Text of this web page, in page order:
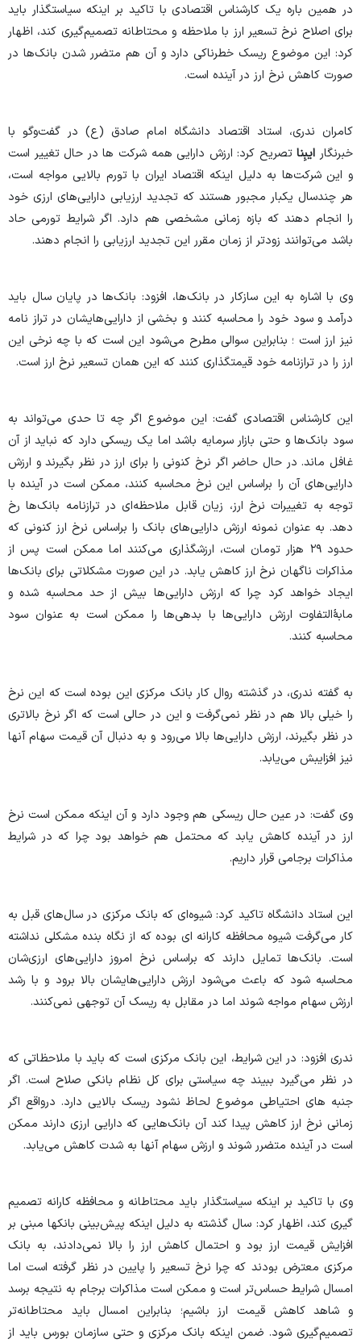
در همین باره یک کارشناس اقتصادی با تاکید بر اینکه سیاستگذار باید
برای اصلاح نرخ تسعیر ارز با ملاحظه و محتاطانه تصمیم‌گیری کند، اظهار
کرد: این موضوع ریسک خطرناکی دارد و آن هم متضرر شدن بانک‌ها در
صورت کاهش نرخ ارز در آینده است.
کامران ندری، استاد اقتصاد دانشگاه امام صادق (ع) در گفت‌وگو با
خبرنگار ایبِنا تصریح کرد: ارزش دارایی همه شرکت ها در حال تغییر است
و این شرکت‌ها به دلیل اینکه اقتصاد ایران با تورم بالایی مواجه است،
هر چندسال یکبار مجبور هستند که تجدید ارزیابی دارایی‌های ارزی خود
را انجام دهند که بازه زمانی مشخصی هم دارد. اگر شرایط تورمی حاد
باشد می‌توانند زودتر از زمان مقرر این تجدید ارزیابی را انجام دهند.
وی با اشاره به این سازکار در بانک‌ها، افزود: بانک‌ها در پایان سال باید
درآمد و سود خود را محاسبه کنند و بخشی از دارایی‌هایشان در تراز نامه
نیز ارز است ؛ بنابراین سوالی مطرح می‌شود این است که با چه نرخی این
ارز را در ترازنامه خود قیمتگذاری کنند که این همان تسعیر نرخ ارز است.
این کارشناس اقتصادی گفت: این موضوع اگر چه تا حدی می‌تواند به
سود بانک‌ها و حتی بازار سرمایه باشد اما یک ریسکی دارد که نباید از آن
غافل ماند. در حال حاضر اگر نرخ کنونی را برای ارز در نظر بگیرند و ارزش
دارایی‌های آن را براساس این نرخ محاسبه کنند، ممکن است در آینده با
توجه به تغییرات نرخ ارز، زیان قابل ملاحظه‌ای در ترازنامه بانک‌ها رخ
دهد. به عنوان نمونه ارزش دارایی‌های بانک را براساس نرخ ارز کنونی که
حدود ۲۹ هزار تومان است، ارزشگذاری می‌کنند اما ممکن است پس از
مذاکرات ناگهان نرخ ارز کاهش یابد. در این صورت مشکلاتی برای بانک‌ها
ایجاد خواهد کرد چرا که ارزش دارایی‌ها بیش از حد محاسبه شده و
مابهٔ‌التفاوت ارزش دارایی‌ها با بدهی‌ها را ممکن است به عنوان سود
محاسبه کنند.
به گفته ندری، در گذشته روال کار بانک مرکزی این بوده است که این نرخ
را خیلی بالا هم در نظر نمی‌گرفت و این در حالی است که اگر نرخ بالاتری
در نظر بگیرند، ارزش دارایی‌ها بالا می‌رود و به دنبال آن قیمت سهام آنها
نیز افزایبش می‌یابد.
وی گفت: در عین حال ریسکی هم وجود دارد و آن اینکه ممکن است نرخ
ارز در آینده کاهش یابد که محتمل هم خواهد بود چرا که در شرایط
مذاکرات برجامی قرار داریم.
این استاد دانشگاه تاکید کرد: شیوه‌ای که بانک مرکزی در سال‌های قبل به
کار می‌گرفت شیوه محافظه کارانه ای بوده که از نگاه بنده مشکلی نداشته
است. بانک‌ها تمایل دارند که براساس نرخ امروز دارایی‌های ارزی‌شان
محاسبه شود که باعث می‌شود ارزش دارایی‌هایشان بالا برود و با رشد
ارزش سهام مواجه شوند اما در مقابل به ریسک آن توجهی نمی‌کنند.
ندری افزود: در این شرایط، این بانک مرکزی است که باید با ملاحظاتی که
در نظر می‌گیرد ببیند چه سیاستی برای کل نظام بانکی صلاح است. اگر
جنبه های احتیاطی موضوع لحاظ نشود ریسک بالایی دارد. درواقع اگر
زمانی نرخ ارز کاهش پیدا کند آن بانک‌هایی که دارایی ارزی دارند ممکن
است در آینده متضرر شوند و ارزش سهام آنها به شدت کاهش می‌یابد.
وی با تاکید بر اینکه سیاستگذار باید محتاطانه و محافظه کارانه تصمیم
گیری کند، اظهار کرد: سال گذشته به دلیل اینکه پیش‌بینی بانکها مبنی بر
افزایش قیمت ارز بود و احتمال کاهش ارز را بالا نمی‌دادند، به بانک
مرکزی معترض بودند که چرا نرخ تسعیر را پایین در نظر گرفته است اما
امسال شرایط حساس‌تر است و ممکن است مذاکرات برجام به نتیجه برسد
و شاهد کاهش قیمت ارز باشیم؛ بنابراین امسال باید محتاطانه‌تر
تصمیم‌گیری شود. ضمن اینکه بانک مرکزی و حتی سازمان بورس باید از